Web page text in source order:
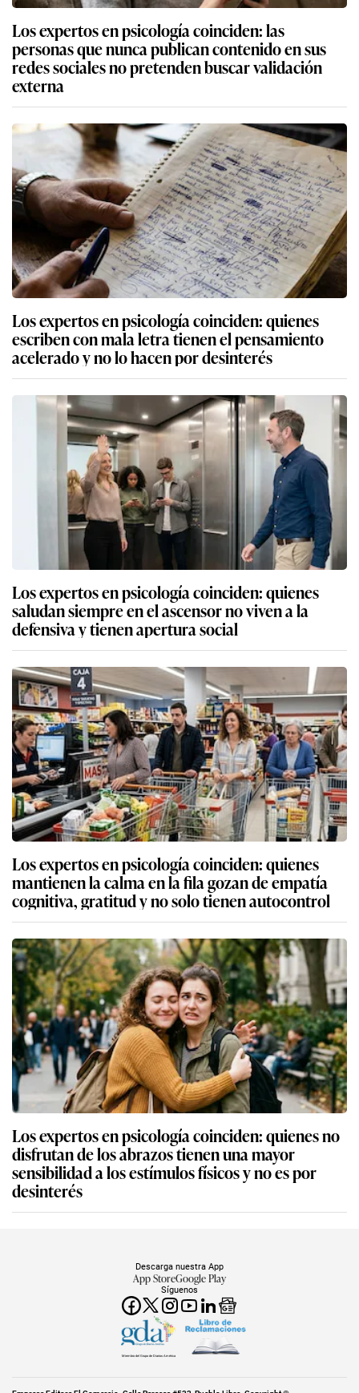
Los expertos en psicología coinciden: las
personas que nunca publican contenido en sus
redes sociales no pretenden buscar validación
externa
Los expertos en psicología coinciden: quienes
escriben con mala letra tienen el pensamiento
acelerado y no lo hacen por desinterés
Los expertos en psicología coinciden: quienes
saludan siempre en el ascensor no viven a la
defensiva y tienen apertura social
Los expertos en psicología coinciden: quienes
mantienen la calma en la fila gozan de empatía
cognitiva, gratitud y no solo tienen autocontrol
Los expertos en psicología coinciden: quienes no
disfrutan de los abrazos tienen una mayor
sensibilidad a los estímulos físicos y no es por
desinterés
Síguenos
Descarga nuestra App
App StoreGoogle Play
Miembro del Grupo de Diarios América